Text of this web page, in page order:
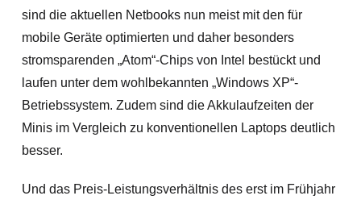
sind die aktuellen Netbooks nun meist mit den für
mobile Geräte optimierten und daher besonders
stromsparenden „Atom“-Chips von Intel bestückt und
laufen unter dem wohlbekannten „Windows XP“-
Betriebssystem. Zudem sind die Akkulaufzeiten der
Minis im Vergleich zu konventionellen Laptops deutlich
besser.
Und das Preis-Leistungsverhältnis des erst im Frühjahr